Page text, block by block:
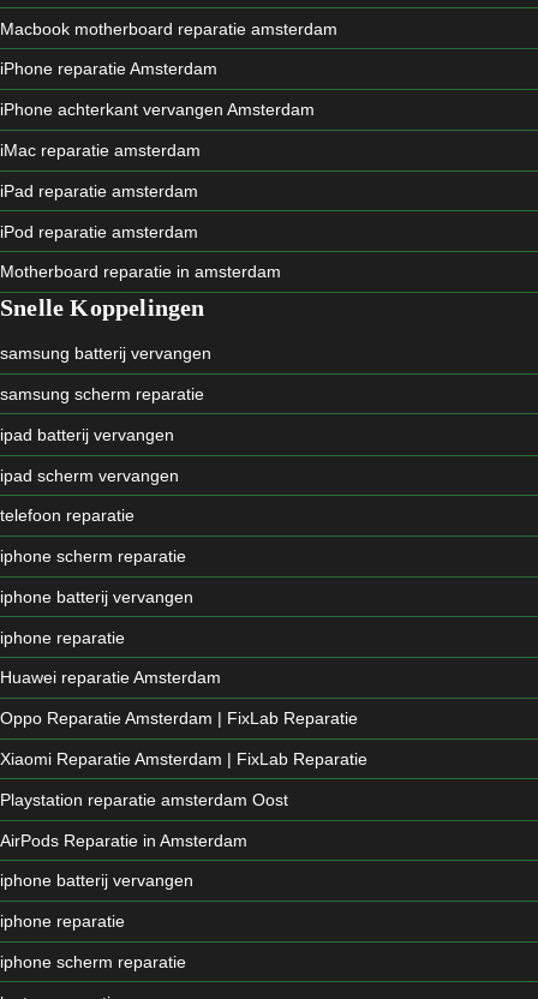
Macbook motherboard reparatie amsterdam
iPhone reparatie Amsterdam
iPhone achterkant vervangen Amsterdam
iMac reparatie amsterdam
iPad reparatie amsterdam
iPod reparatie amsterdam
Motherboard reparatie in amsterdam
Snelle Koppelingen
samsung batterij vervangen
samsung scherm reparatie
ipad batterij vervangen
ipad scherm vervangen
telefoon reparatie
iphone scherm reparatie
iphone batterij vervangen
iphone reparatie
Huawei reparatie Amsterdam
Oppo Reparatie Amsterdam | FixLab Reparatie
Xiaomi Reparatie Amsterdam | FixLab Reparatie
Playstation reparatie amsterdam Oost
AirPods Reparatie in Amsterdam
iphone batterij vervangen
iphone reparatie
iphone scherm reparatie